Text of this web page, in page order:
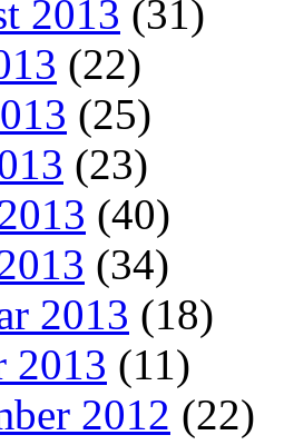
2013 (31)
(22)
(25)
(23)
(40)
(34)
2013 (18)
2013 (11)
2012 (22)